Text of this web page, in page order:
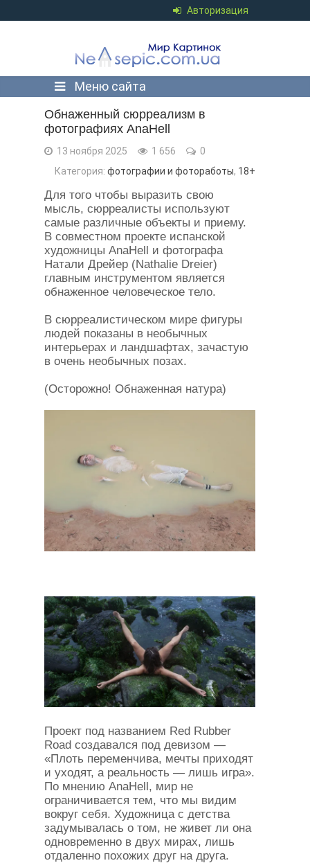
Авторизация
Меню сайта
Обнаженный сюрреализм в
фотографиях AnaHell
13 ноября 2025 1 656
0
Категория: фотографии и фотоработы, 18+
Для того чтобы выразить свою
мысль, сюрреалисты используют
самые различные объекты и приему.
В совместном проекте испанской
художницы AnaHell и фотографа
Натали Дрейер (Nathalie Dreier)
главным инструментом является
обнаженное человеческое тело.
В сюрреалистическом мире фигуры
людей показаны в необычных
интерьерах и ландшафтах, зачастую
в очень необычных позах.
(Осторожно! Обнаженная натура)
Проект под названием Red Rubber
Road создавался под девизом —
«Плоть переменчива, мечты приходят
и уходят, а реальность — лишь игра».
По мнению AnaHell, мир не
ограничивается тем, что мы видим
вокруг себя. Художница с детства
задумывалась о том, не живет ли она
одновременно в двух мирах, лишь
отдаленно похожих друг на друга.